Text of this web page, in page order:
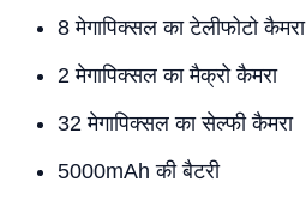
8 मेगापिक्सल का टेलीफोटो कैमरा
2 मेगापिक्सल का मैक्रो कैमरा
32 मेगापिक्सल का सेल्फी कैमरा
5000mAh की बैटरी